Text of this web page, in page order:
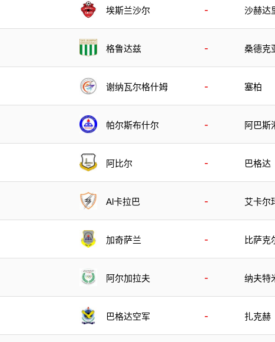
埃斯兰沙尔 -
沙赫达
格鲁达兹 - 桑德克
谢纳瓦尔格什姆 - 塞柏
帕尔斯布什尔 - 阿巴斯
阿比尔 - 巴格达
Al卡拉巴 - 艾卡尔
加奇萨兰 - 比萨克
阿尔加拉夫 - 纳夫特
巴格达空军 - 扎克赫